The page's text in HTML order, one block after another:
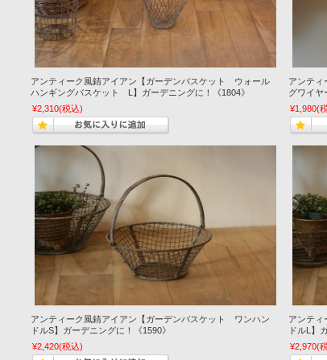
アンティーク風錆アイアン【ガーデンバスケット ウォール
ハンギングバスケット L】ガーデニングに！《1804》
¥2,310(税込)
アンテ
グワイヤ
¥1,980(
アンティーク風錆アイアン【ガーデンバスケット ワンハン
ドルS】ガーデニングに！《1590》
¥2,420(税込)
アンテ
ドルL】
¥2,970(